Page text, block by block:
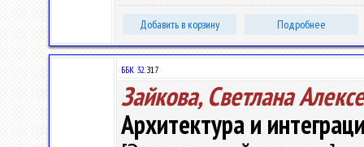
Добавить в корзину Подробнее
ББК 32.З17
Зайкова, Светлана
Архитектура и